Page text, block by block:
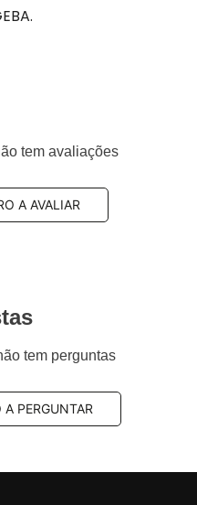
tem avaliações
A AVALIAR
tem perguntas
PERGUNTAR